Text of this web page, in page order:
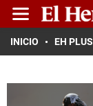
INICIO EH PLUS